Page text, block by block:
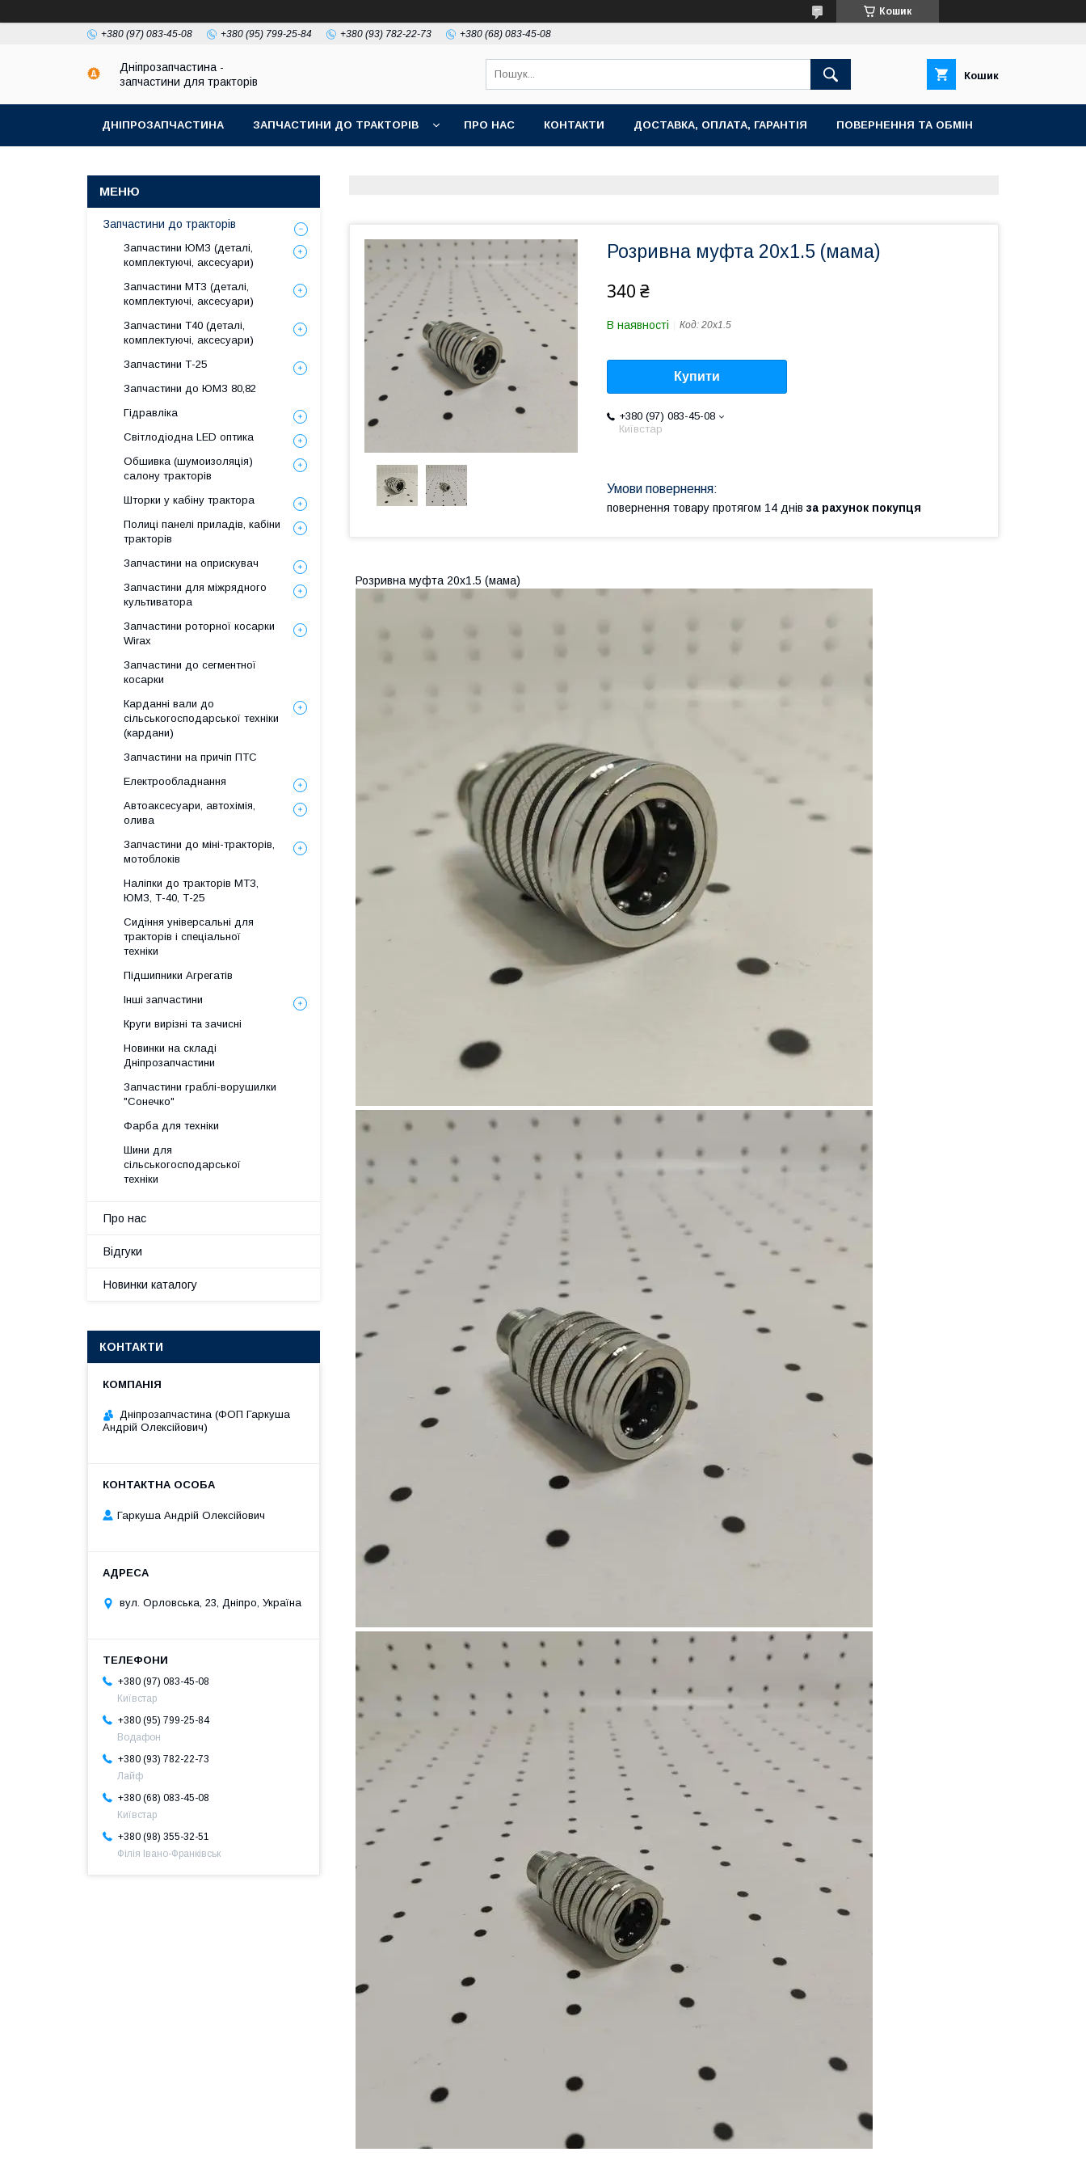
Кошик
+380 (97) 083-45-08 +380 (95) 799-25-84 +380 (93) 782-22-73 +380 (68) 083-45-08
Дніпрозапчастина -
запчастини для тракторів
Кошик
ДНІПРОЗАПЧАСТИНА ЗАПЧАСТИНИ ДО ТРАКТОРІВ ПРО НАС КОНТАКТИ ДОСТАВКА, ОПЛАТА, ГАРАНТІЯ ПОВЕРНЕННЯ ТА ОБМІН
Розривна муфта 20х1.5 (мама)
340 ₴
В наявності Код: 20х1.5
Купити
+380 (97) 083-45-08
Київстар
повернення товару протягом 14 днів за рахунок покупця
Розривна муфта 20х1.5 (мама)
Запчастини до тракторів
Запчастини ЮМЗ (деталі,
комплектуючі, аксесуари)
Запчастини МТЗ (деталі,
комплектуючі, аксесуари)
Запчастини Т40 (деталі,
комплектуючі, аксесуари)
Запчастини Т-25
Запчастини до ЮМЗ 80,82
Гідравліка
Світлодіодна LED оптика
Обшивка (шумоизоляція)
салону тракторів
Шторки у кабіну трактора
Полиці панелі приладів, кабіни
тракторів
Запчастини на оприскувач
Запчастини для міжрядного
культиватора
Запчастини роторної косарки
Wirax
Запчастини до сегментної
косарки
Карданні вали до
сільськогосподарської техніки
(кардани)
Запчастини на причіп ПТС
Електрообладнання
Автоаксесуари, автохімія,
олива
Запчастини до міні-тракторів,
мотоблоків
Наліпки до тракторів МТЗ,
ЮМЗ, Т-40, Т-25
Сидіння універсальні для
тракторів і спеціальної
техніки
Підшипники Агрегатів
Інші запчастини
Круги вирізні та зачисні
Новинки на складі
Дніпрозапчастини
Запчастини граблі-ворушилки
"Сонечко"
Фарба для техніки
Шини для
сільськогосподарської
техніки
Про нас
Відгуки
Новинки каталогу
КОНТАКТИ
Дніпрозапчастина (ФОП Гаркуша
Андрій Олексійович)
Гаркуша Андрій Олексійович
вул. Орловська, 23, Дніпро, Україна
+380 (97) 083-45-08
Київстар
+380 (95) 799-25-84
Водафон
+380 (93) 782-22-73
Лайф
+380 (68) 083-45-08
Київстар
+380 (98) 355-32-51
Філія Івано-Франківськ